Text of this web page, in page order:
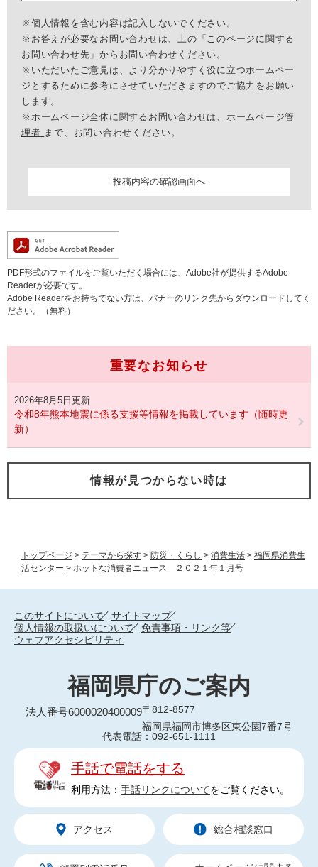
トップページ > テーマから探す > 防災・くらし > 消費生活 > 福岡県消費生
活センター > ホットな消費者ニュース ２０２１年１月号
※個人情報を含む内容は記入しないでください。
※お答えが必要なお問い合わせは、上の「このページに関する
お問い合わせ先」からお問い合わせください。
※いただいたご意見は、より分かりやすく役に立つホームペー
ジとするために参考にさせていただきますのでご協力をお願い
します。
※ホームページ全体に関するお問い合わせは、 ホームページ管
理者 まで、お問い合わせください。
PDF形式のファイルをご覧いただく場合には、Adobe社が提供するAdobe
Readerが必要です。
Adobe Readerをお持ちでない方は、バナーのリンク先からダウンロードしてく
ださい。（無料）
重要なお知らせ
2026年8月5日更新
令和8年熊本地震に係る支援等情報を掲載しています（随時更
新）
情報が見つからない時は
このサイトについて
サイトマップ
個人情報の取扱いについて
免責事項・リンク等
ウェブアクセシビリティ
福岡県庁のご案内
法人番号6000020400009〒812-8577
福岡県福岡市博多区東公園7番7号
代表電話：092-651-1111
手話で電話をする
利用方法： 手話リンクについてをご覧ください。
アクセス 総合相談窓口